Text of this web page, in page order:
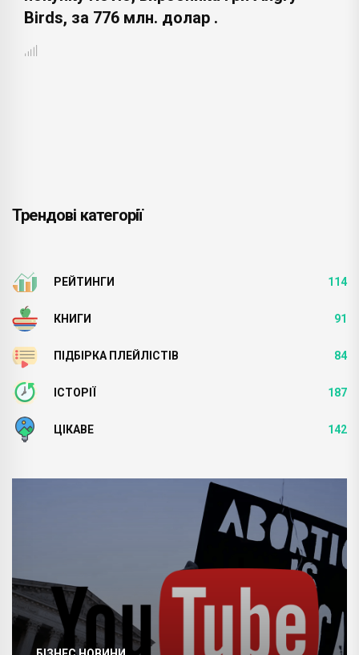
Birds, за 776 млн. долар .
Трендові категорії
РЕЙТИНГИ 114
КНИГИ 91
ПІДБІРКА ПЛЕЙЛІСТІВ 84
ІСТОРІЇ 187
ЦІКАВЕ 142